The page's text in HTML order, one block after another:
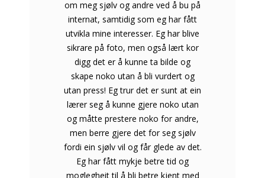
om meg sjølv og andre ved å bu på
internat, samtidig som eg har fått
utvikla mine interesser. Eg har blive
sikrare på foto, men også lært kor
digg det er å kunne ta bilde og
skape noko utan å bli vurdert og
utan press! Eg trur det er sunt at ein
lærer seg å kunne gjere noko utan
og måtte prestere noko for andre,
men berre gjere det for seg sjølv
fordi ein sjølv vil og får glede av det.
Eg har fått mykje betre tid og
moglegheit til å bli betre kjent med